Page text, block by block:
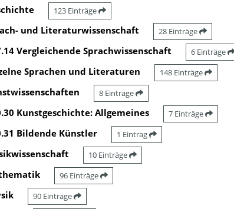
123 Einträge
und Literaturwissenschaft 28 Einträge
Vergleichende Sprachwissenschaft 6 Einträge
Sprachen und Literaturen 148 Einträge
8 Einträge
Kunstgeschichte: Allgemeines 7 Einträge
Bildende Künstler 1 Eintrag
10 Einträge
96 Einträge
90 Einträge